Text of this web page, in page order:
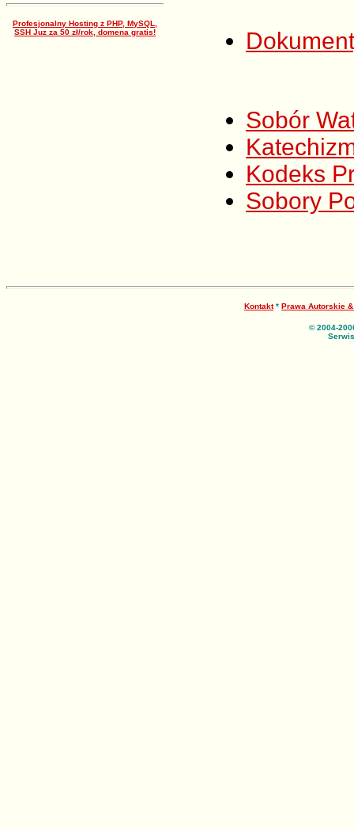
Profesjonalny Hosting z PHP, MySQL,
SSH Juz za 50 zł/rok, domena gratis!
Sobór
Kodeks
Sobory
Kontakt* Prawa Autorskie &
© 2004-